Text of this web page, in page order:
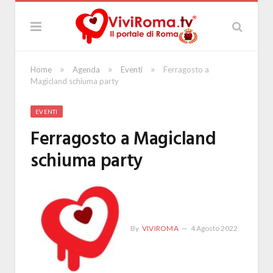
Home » Agenda » Eventi »
Ferragosto a
Magicland schiuma party
EVENTI
Ferragosto a Magicland
schiuma party
By VIVIROMA 4 Agosto 2022